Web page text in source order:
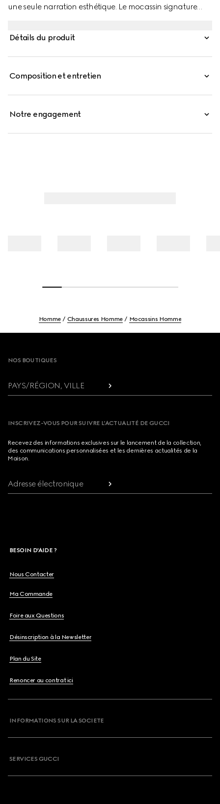
une seule narration esthétique. Le mocassin signature
en cuir très souple alliant confort et style sans effort, et est
Détails du produit
Composition et entretien
Notre engagement
Homme Chaussures Homme Mocassins Homme
NOS BOUTIQUES
PAYS/RÉGION, VILLE
INSCRIVEZ-VOUS POUR SUIVRE L’ACTUALITÉ DE GUCCI
Recevez des informations exclusives sur le lancement de la collection,
des communications personnalisées et les dernières actualités de la
Maison.
Adresse électronique
BESOIN D'AIDE ?
Nous Contacter
Ma Commande
Foire aux Questions
Désinscription à la Newsletter
Plan du Site
Renoncer au contrat ici
INFORMATIONS SUR LA SOCIETE
SERVICES GUCCI